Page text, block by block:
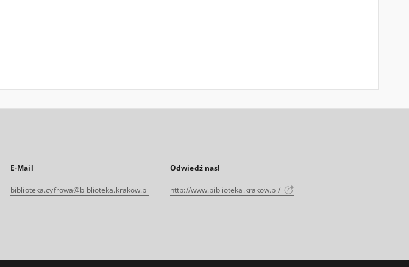
E-Mail
biblioteka.cyfrowa@biblioteka.krakow.pl
Odwiedź nas!
http://www.biblioteka.krakow.pl/